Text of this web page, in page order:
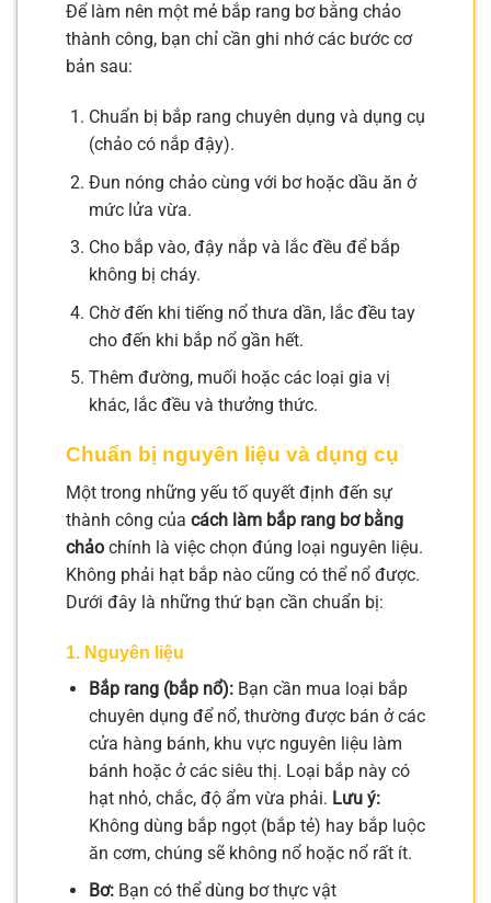
Để làm nên một mẻ bắp rang bơ bằng chảo
thành công, bạn chỉ cần ghi nhớ các bước cơ
bản sau:
Chuẩn bị bắp rang chuyên dụng và dụng cụ
(chảo có nắp đậy).
Đun nóng chảo cùng với bơ hoặc dầu ăn ở
mức lửa vừa.
Cho bắp vào, đậy nắp và lắc đều để bắp
không bị cháy.
Chờ đến khi tiếng nổ thưa dần, lắc đều tay
cho đến khi bắp nổ gần hết.
Thêm đường, muối hoặc các loại gia vị
khác, lắc đều và thưởng thức.
Chuẩn bị nguyên liệu và dụng cụ
Một trong những yếu tố quyết định đến sự
thành công của cách làm bắp rang bơ bằng
chảo chính là việc chọn đúng loại nguyên liệu.
Không phải hạt bắp nào cũng có thể nổ được.
Dưới đây là những thứ bạn cần chuẩn bị:
1. Nguyên liệu
Bắp rang (bắp nổ):Bạn cần mua loại bắp
chuyên dụng để nổ, thường được bán ở các
cửa hàng bánh, khu vực nguyên liệu làm
bánh hoặc ở các siêu thị. Loại bắp này có
hạt nhỏ, chắc, độ ẩm vừa phải. Lưu ý:
Không dùng bắp ngọt (bắp tẻ) hay bắp luộc
ăn cơm, chúng sẽ không nổ hoặc nổ rất ít.
Bơ:Bạn có thể dùng bơ thực vật